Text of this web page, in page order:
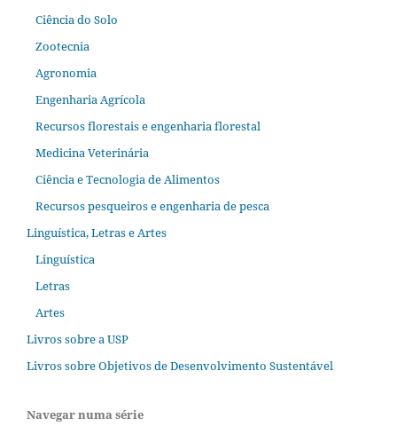
Ciência do Solo
Zootecnia
Agronomia
Engenharia Agrícola
Recursos florestais e engenharia florestal
Medicina Veterinária
Ciência e Tecnologia de Alimentos
Recursos pesqueiros e engenharia de pesca
Linguística, Letras e Artes
Linguística
Letras
Artes
Livros sobre a USP
Livros sobre Objetivos de Desenvolvimento Sustentável
Navegar numa série